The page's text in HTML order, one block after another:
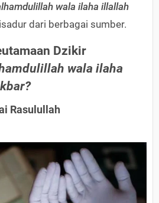
wala ilaha illallah
dari berbagai sumber.
Dzikir
wala ilaha
Rasulullah